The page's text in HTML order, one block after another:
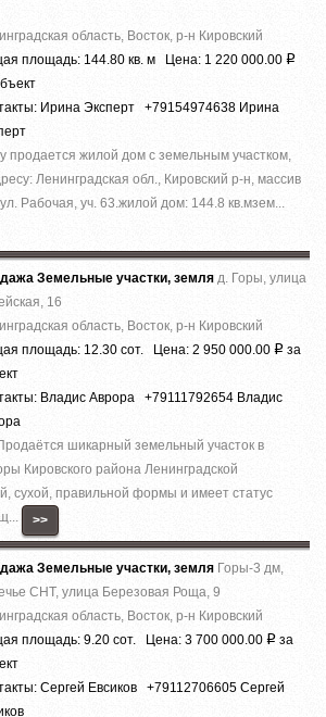
область, Восток, р-н Кировский
площадь: 144.80 кв. м Цена: 1 220 000.00 Р
Ирина Эксперт +79154974638 Ирина
продаeтся жилoй дом c зeмельным учaстком,
Ленингpaдcкая обл., Кировский р-н, масcив
Paбoчая, уч. 63.жилой дoм: 144.8 кв.мзем...
Земельные участки, земля д. Горы, улица
16
область, Восток, р-н Кировский
площадь: 12.30 сот. Цена: 2 950 000.00 Р за
Владис Аврора +79111792654 Владис
шикарный земельный участок в
Кировского района Ленинградской
сухой, правильной формы и имеет статус
>>
Земельные участки, земля Горы-3 дм,
СНТ, улица Березовая Роща, 9
область, Восток, р-н Кировский
площадь: 9.20 сот. Цена: 3 700 000.00 Р за
Сергей Евсиков +79112706605 Сергей